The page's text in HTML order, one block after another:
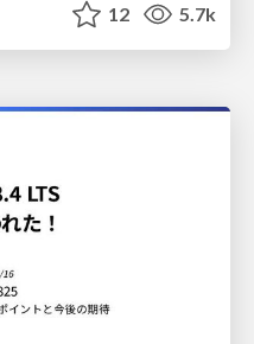
12 5.7k